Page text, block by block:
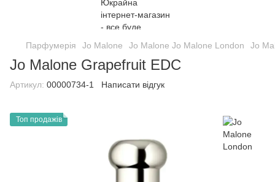
Парфумерія Jo Malone Jo Malone Jo Malone London Jo
Jo Malone Grapefruit EDC
Артикул: 00000734-1 Написати відгук
Топ продажів